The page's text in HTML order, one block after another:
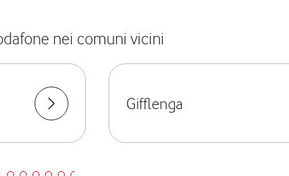
nei comuni vicini
Gifflenga